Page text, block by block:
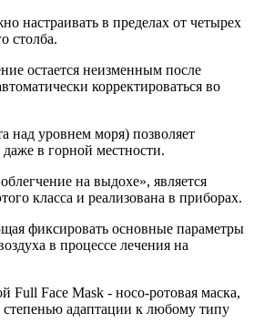
настраивать в пределах от четырех
столба.
остается неизменным после
корректироваться во
над уровнем моря) позволяет
в горной местности.
на выдохе», является
класса и реализована в приборах.
фиксировать основные параметры
в процессе лечения на
Full Face Mask - носо-ротовая маска,
адаптации к любому типу